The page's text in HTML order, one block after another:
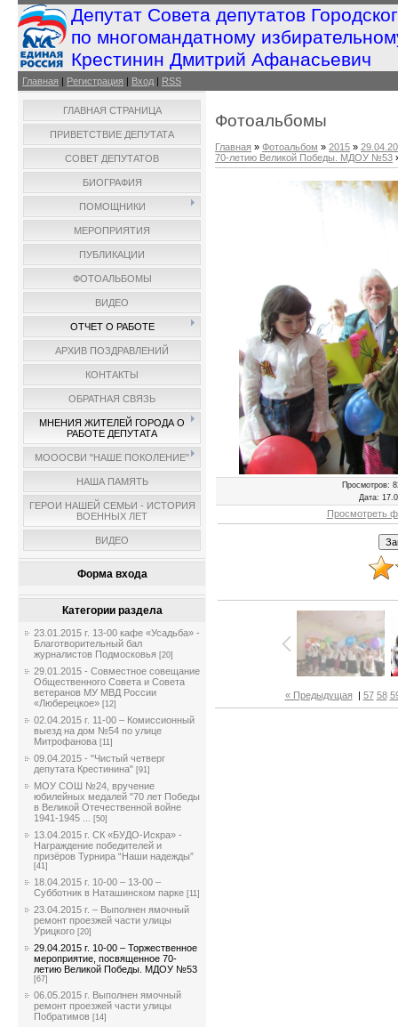
Депутат Совета депутатов
по многомандатному
Крестинин Дмитрий Афанасьевич
Главная | Регистрация | Вход | RSS
ГЛАВНАЯ СТРАНИЦА
ПРИВЕТСТВИЕ ДЕПУТАТА
СОВЕТ ДЕПУТАТОВ
БИОГРАФИЯ
ПОМОЩНИКИ
МЕРОПРИЯТИЯ
ПУБЛИКАЦИИ
ФОТОАЛЬБОМЫ
ВИДЕО
ОТЧЕТ О РАБОТЕ
АРХИВ ПОЗДРАВЛЕНИЙ
КОНТАКТЫ
ОБРАТНАЯ СВЯЗЬ
МНЕНИЯ ЖИТЕЛЕЙ ГОРОДА О
РАБОТЕ ДЕПУТАТА
МОООСВИ "НАШЕ ПОКОЛЕНИЕ"
НАША ПАМЯТЬ
ГЕРОИ НАШЕЙ СЕМЬИ - ИСТОРИЯ
ВОЕННЫХ ЛЕТ
ВИДЕО
Форма входа
Категории раздела
23.01.2015 г. 13-00 кафе «Усадьба» -
Благотворительный бал
журналистов Подмосковья [20]
29.01.2015 - Совместное совещание
Общественного Совета и Совета
ветеранов МУ МВД России
«Люберецкое» [12]
02.04.2015 г. 11-00 – Комиссионный
выезд на дом №54 по улице
Митрофанова [11]
09.04.2015 - "Чистый четверг
депутата Крестинина" [91]
МОУ СОШ №24, вручение
юбилейных медалей "70 лет Победы
в Великой Отечественной войне
1941-1945 ...
[50]
13.04.2015 г. СК «БУДО-Искра» -
Награждение победителей и
призёров Турнира “Наши надежды”
[41]
18.04.2015 г. 10-00 – 13-00 –
Субботник в Наташинском парке [11]
23.04.2015 г. – Выполнен ямочный
ремонт проезжей части улицы
Урицкого [20]
29.04.2015 г. 10-00 – Торжественное
мероприятие, посвященное 70-
летию Великой Победы. МДОУ №53
[67]
06.05.2015 г. Выполнен ямочный
ремонт проезжей части улицы
Побратимов [14]
Фотоальбомы
Главная » Фотоальбом » 2015 »
70-летию Великой Победы. МДОУ №53
Просмотров:
Дата:
Просмотреть
« Предыдущая | 57 58